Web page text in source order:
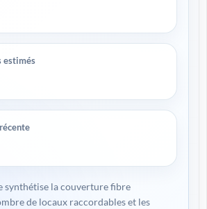
estimés
synthétise la couverture fibre
de locaux raccordables et les